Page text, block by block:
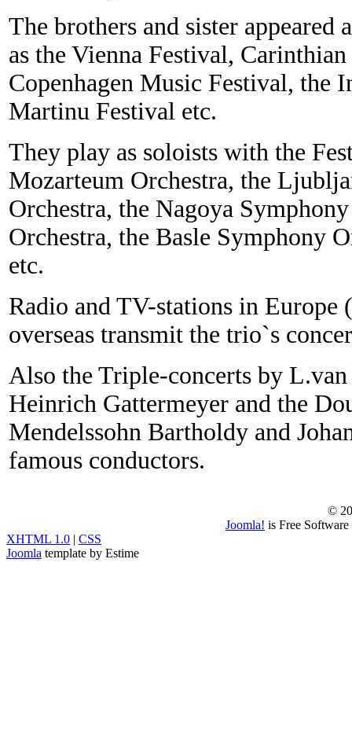
The brothers and sister
as the Vienna Festival,
Copenhagen Music Festival, the
Martinu Festival etc.
They play as soloists with the
Mozarteum Orchestra, the
Orchestra, the Nagoya
Orchestra, the Basle Symphony
etc.
Radio and TV-stations in
overseas transmit the trio`s
Also the Triple-concerts by
Heinrich Gattermeyer and the
Mendelssohn Bartholdy and
famous conductors.
©
Joomla! is Free
XHTML 1.0 | CSS
Joomla template by Estime